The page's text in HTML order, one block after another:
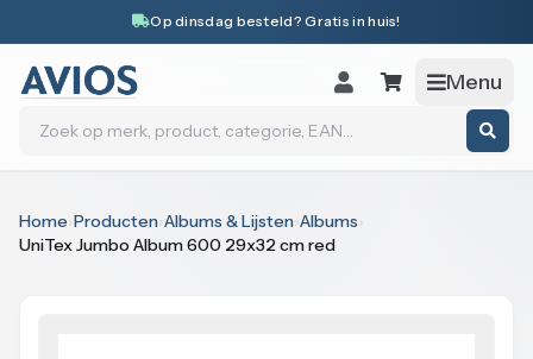
Op dinsdag besteld? Gratis in huis!
Menu
Zoeken
Home›Producten›Albums & Lijsten›Albums›
UniTex Jumbo Album 600 29x32 cm red